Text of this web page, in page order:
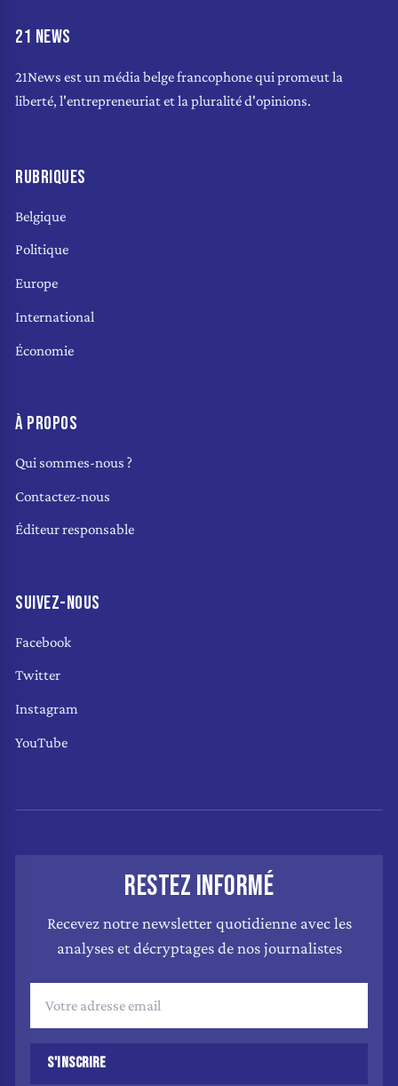
21 NEWS
21News est un média belge francophone qui promeut la
liberté, l'entrepreneuriat et la pluralité d'opinions.
RUBRIQUES
Belgique
Politique
Europe
International
Économie
À PROPOS
Qui sommes-nous ?
Contactez-nous
Éditeur responsable
SUIVEZ-NOUS
Facebook
Twitter
Instagram
YouTube
RESTEZ INFORMÉ
Recevez notre newsletter quotidienne avec les
analyses et décryptages de nos journalistes
S'INSCRIRE